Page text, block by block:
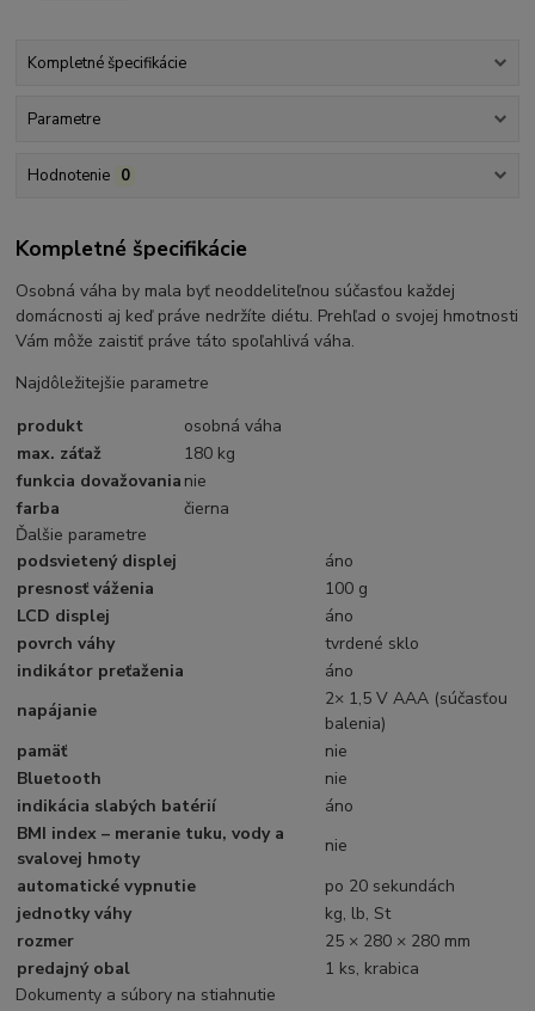
Kompletné špecifikácie
Parametre
Hodnotenie 0
Kompletné špecifikácie
Osobná váha by mala byť neoddeliteľnou súčasťou každej
domácnosti aj keď práve nedržíte diétu. Prehľad o svojej hmotnosti
Vám môže zaistiť práve táto spoľahlivá váha.
Najdôležitejšie parametre
produkt
osobná váha
max. záťaž
180 kg
funkcia dovažovania nie
farba
čierna
Ďalšie parametre
podsvietený displej
áno
presnosť váženia
100 g
LCD displej
áno
povrch váhy
tvrdené sklo
indikátor preťaženia
áno
napájanie
2× 1,5 V AAA (súčasťou
balenia)
pamäť
nie
Bluetooth
nie
indikácia slabých batérií
áno
BMI index – meranie tuku, vody a
svalovej hmoty
nie
automatické vypnutie
po 20 sekundách
jednotky váhy
kg, lb, St
rozmer
25 × 280 × 280 mm
predajný obal
1 ks, krabica
Dokumenty a súbory na stiahnutie